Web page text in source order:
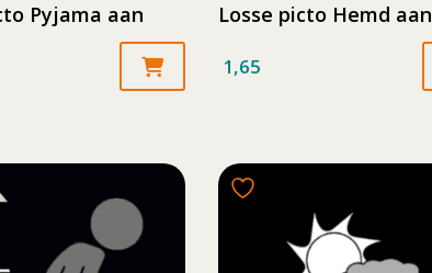
Pyjama aan Losse picto Hemd aan
1,65